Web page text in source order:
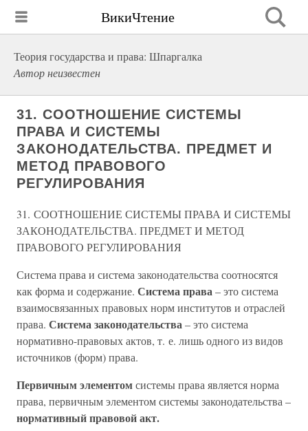
ВикиЧтение
Теория государства и права: Шпаргалка
Автор неизвестен
31. СООТНОШЕНИЕ СИСТЕМЫ
ПРАВА И СИСТЕМЫ
ЗАКОНОДАТЕЛЬСТВА. ПРЕДМЕТ И
МЕТОД ПРАВОВОГО
РЕГУЛИРОВАНИЯ
31. СООТНОШЕНИЕ СИСТЕМЫ ПРАВА И СИСТЕМЫ
ЗАКОНОДАТЕЛЬСТВА. ПРЕДМЕТ И МЕТОД
ПРАВОВОГО РЕГУЛИРОВАНИЯ
Система права и система законодательства соотносятся
как форма и содержание. Система права– это система
взаимосвязанных правовых норм институтов и отраслей
права. Система законодательства– это система
нормативно-правовых актов, т. е. лишь одного из видов
источников (форм) права.
Первичным элементомсистемы права является норма
права, первичным элементом системы законодательства –
нормативный правовой акт.